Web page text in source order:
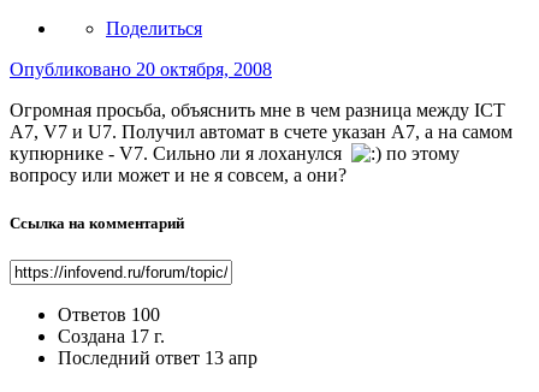
Поделиться
Опубликовано 20 октября, 2008
Огромная просьба, объяснить мне в чем разница между ICT
A7, V7 и U7. Получил автомат в счете указан A7, а на самом
купюрнике - V7. Сильно ли я лоханулся
по этому
вопросу или может и не я совсем, а они?
Ссылка на комментарий
Ответов 100
Создана 17 г.
Последний ответ 13 апр